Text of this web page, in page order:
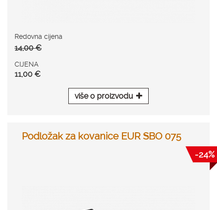
Redovna cijena
14,00 €
CIJENA
11,00 €
više o proizvodu
Podložak za kovanice EUR SBO 075
-24%